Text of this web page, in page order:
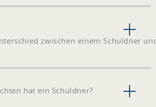
zwischen einem Schuldner
hat ein Schuldner?